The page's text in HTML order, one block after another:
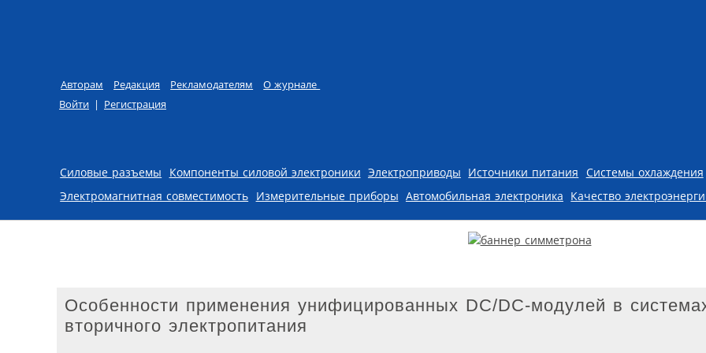
Авторам Редакция Рекламодателям
О журнале
Войти | Регистрация
Skip to content
Силовые разъемы Компоненты силовой электроники Электроприводы Источники питания Системы охлаждения
Электромагнитная совместимость Измерительные приборы Автомобильная электроника Качество
Особенности применения унифицированных DC/DC-модулей в
вторичного электропитания